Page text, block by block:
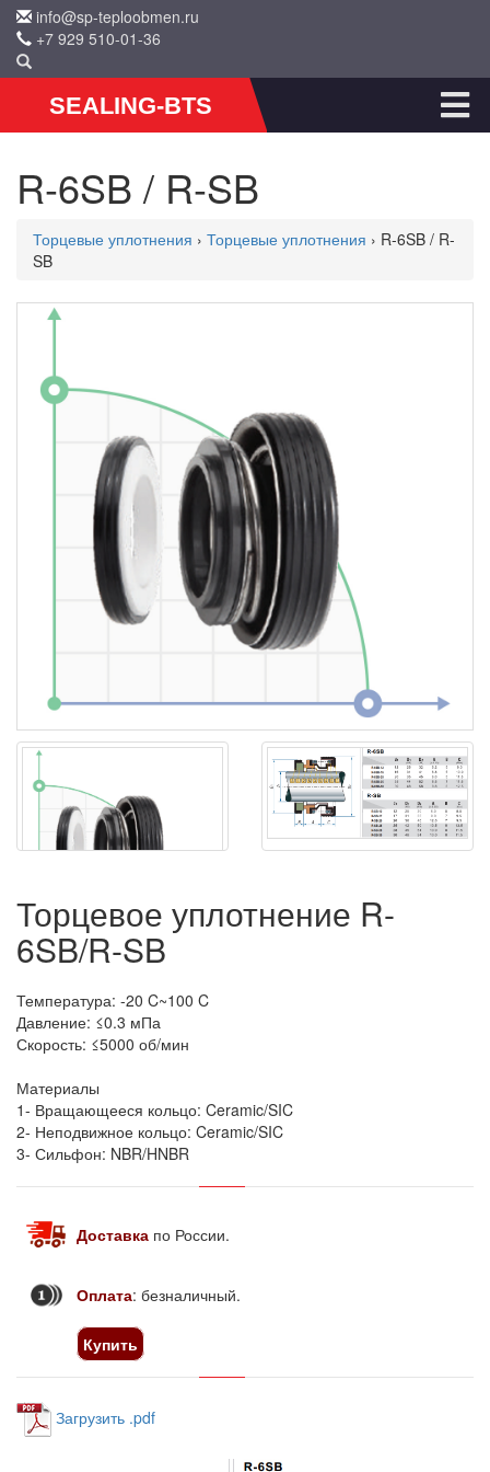
info@sp-teploobmen.ru
+7 929 510-01-36
SEALING-BTS
R-6SB / R-SB
Торцевые уплотнения › Торцевые уплотнения › R-6SB / R-
SB
Торцевое уплотнение R-
6SB/R-SB
Температура: -20 C~100 C
Давление: ≤0.3 мПа
Скорость: ≤5000 об/мин
Материалы
1- Вращающееся кольцо: Ceramic/SIC
2- Неподвижное кольцо: Ceramic/SIC
3- Сильфон: NBR/HNBR
Доставка по России.
Оплата: безналичный.
Купить
Загрузить .pdf